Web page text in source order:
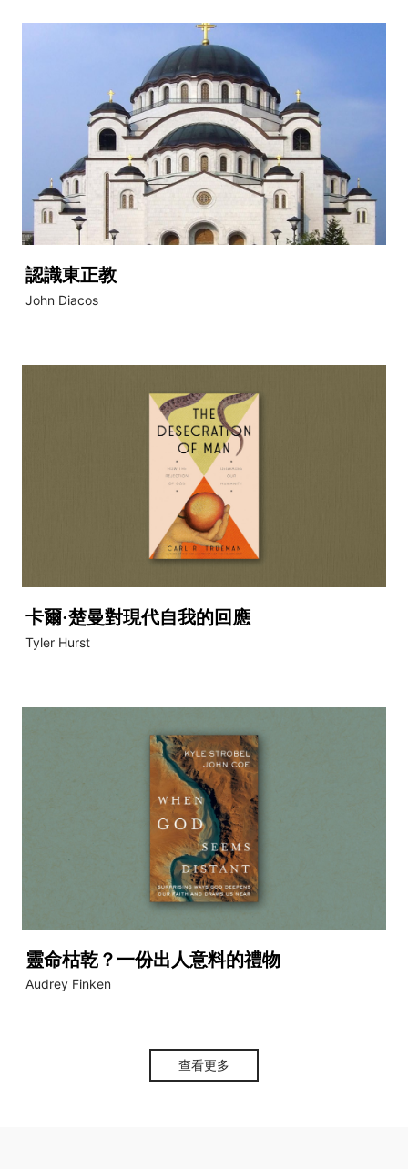
認識東正教
John Diacos
卡爾·楚曼對現代自我的回應
Tyler Hurst
靈命枯乾？一份出人意料的禮物
Audrey Finken
查看更多